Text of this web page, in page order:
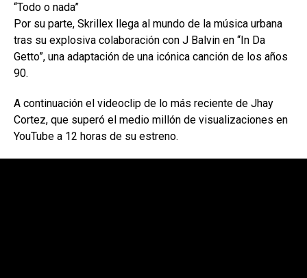
“Todo o nada”
Por su parte, Skrillex llega al mundo de la música urbana
tras su explosiva colaboración con J Balvin en “In Da
Getto”, una adaptación de una icónica canción de los años
90.
A continuación el videoclip de lo más reciente de Jhay
Cortez, que superó el medio millón de visualizaciones en
YouTube a 12 horas de su estreno.